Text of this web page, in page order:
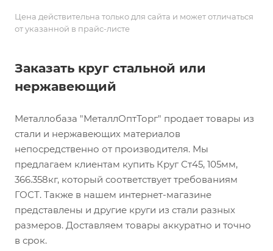
Цена действительна только для сайта и может отличаться
от указанной в прайс-листе
Заказать круг стальной или
нержавеющий
Металлобаза "МеталлОптТорг" продает товары из
стали и нержавеющих материалов
непосредственно от производителя. Мы
предлагаем клиентам купить Круг Ст45, 105мм,
366.358кг, который соответствует требованиям
ГОСТ. Также в нашем интернет-магазине
представлены и другие круги из стали разных
размеров. Доставляем товары аккуратно и точно
в срок.